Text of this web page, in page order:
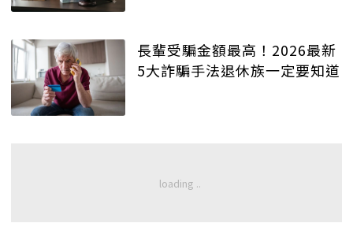
長輩受騙金額最高！2026最新
5大詐騙手法退休族一定要知道